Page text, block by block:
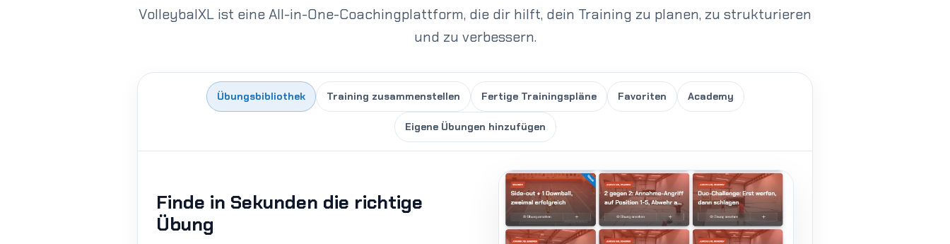
VolleybalXL ist eine All-in-One-Coachingplattform, die dir hilft, dein Training zu planen, zu strukturieren
und zu verbessern.
Übungsbibliothek Training zusammenstellen Fertige Trainingspläne Favoriten Academy
Eigene Übungen hinzufügen
Finde in Sekunden die richtige
Übung